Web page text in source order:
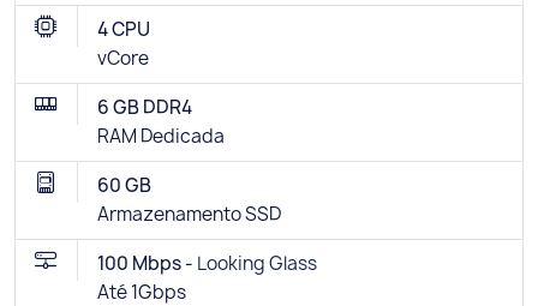
4 CPU
vCore
6 GB DDR4
RAM Dedicada
60 GB
Armazenamento SSD
100 Mbps - Looking Glass
Até 1Gbps